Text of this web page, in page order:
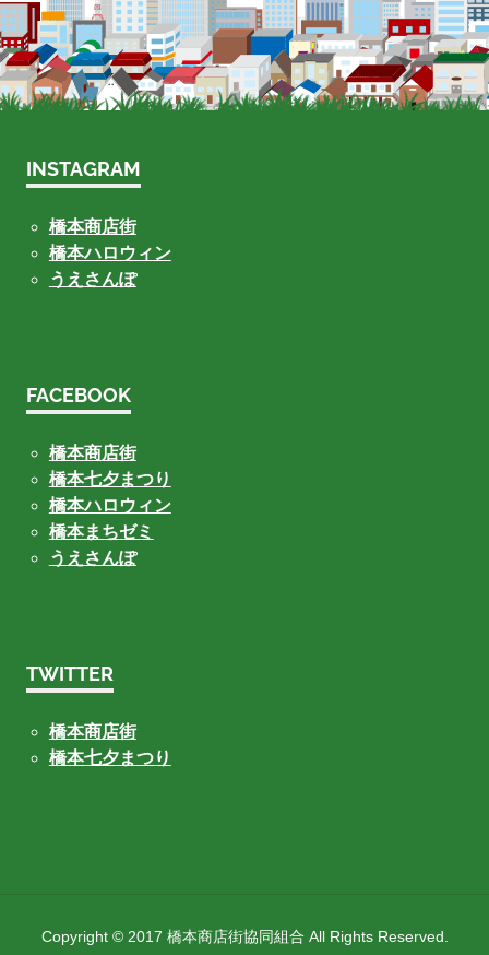
INSTAGRAM
橋本商店街
橋本ハロウィン
うえさんぽ
FACEBOOK
橋本商店街
橋本七夕まつり
橋本ハロウィン
橋本まちゼミ
うえさんぽ
TWITTER
橋本商店街
橋本七夕まつり
Copyright © 2017 橋本商店街協同組合 All Rights Reserved.